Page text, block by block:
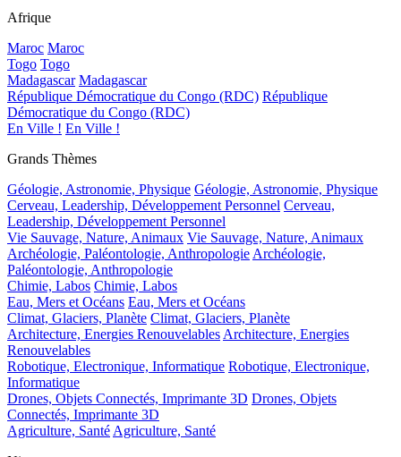
Afrique
Maroc Maroc
Togo Togo
Madagascar Madagascar
République Démocratique du Congo (RDC) République
Démocratique du Congo (RDC)
En Ville ! En Ville !
Grands Thèmes
Géologie, Astronomie, Physique Géologie, Astronomie, Physique
Cerveau, Leadership, Développement Personnel Cerveau,
Leadership, Développement Personnel
Vie Sauvage, Nature, Animaux Vie Sauvage, Nature, Animaux
Archéologie, Paléontologie, AnthropologieArchéologie,
Paléontologie, Anthropologie
Chimie, Labos Chimie, Labos
Eau, Mers et Océans Eau, Mers et Océans
Climat, Glaciers, Planète Climat, Glaciers, Planète
Architecture, Energies RenouvelablesArchitecture, Energies
Renouvelables
Robotique, Electronique, Informatique Robotique, Electronique,
Informatique
Drones, Objets Connectés, Imprimante 3D Drones, Objets
Connectés, Imprimante 3D
Agriculture, SantéAgriculture, Santé